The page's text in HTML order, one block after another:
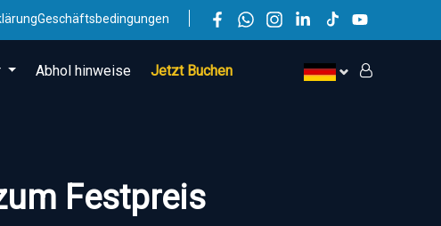
Geschäftsbedingungen
Abhol hinweise Jetzt Buchen
Festpreis